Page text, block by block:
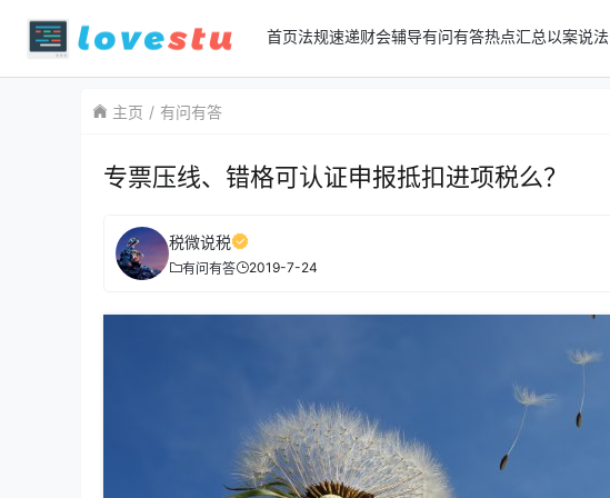
首页法规速递财会辅导有问有答热点汇总以案说法
主页 有问有答
专票压线、错格可认证申报抵扣进项税么？
税微说税
有问有答 2019-7-24